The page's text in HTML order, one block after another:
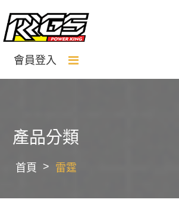
會員登入
產品分類
首頁 雷霆